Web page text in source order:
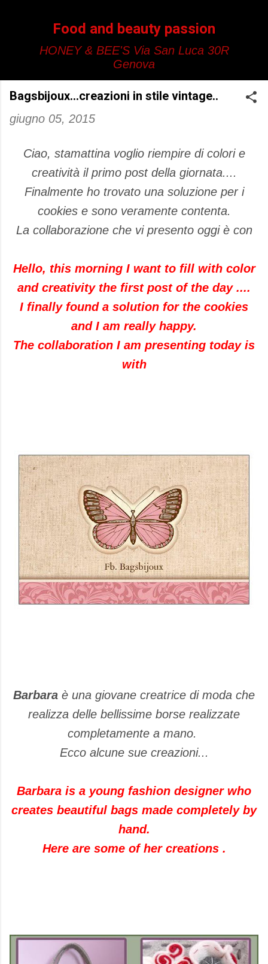
Food and beauty passion
HONEY & BEE'S Via San Luca 30R
Genova
Bagsbijoux...creazioni in stile vintage..
giugno 05, 2015
Ciao, stamattina voglio riempire di colori e
creatività il primo post della giornata....
Finalmente ho trovato una soluzione per i
cookies e sono veramente contenta.
La collaborazione che vi presento oggi è con
Hello, this morning I want to fill with color
and creativity the first post of the day ....
I finally found a solution for the cookies
and I am really happy.
The collaboration I am presenting today is
with
Barbara è una giovane creatrice di moda che
realizza delle bellissime borse realizzate
completamente a mano.
Ecco alcune sue creazioni...
Barbara is a young fashion designer who
creates beautiful bags made completely by
hand.
Here are some of her creations .